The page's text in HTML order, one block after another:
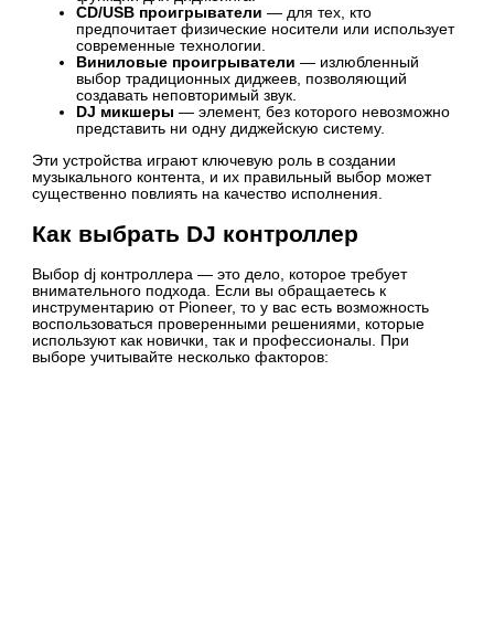
CD/USB проигрыватели — для тех, кто
предпочитает физические носители или использует
современные технологии.
Виниловые проигрыватели — излюбленный
выбор традиционных диджеев, позволяющий
создавать неповторимый звук.
DJ микшеры — элемент, без которого невозможно
представить ни одну диджейскую систему.
Эти устройства играют ключевую роль в создании
музыкального контента, и их правильный выбор может
существенно повлиять на качество исполнения.
Как выбрать DJ контроллер
Выбор dj контроллера — это дело, которое требует
внимательного подхода. Если вы обращаетесь к
инструментарию от Pioneer, то у вас есть возможность
воспользоваться проверенными решениями, которые
используют как новички, так и профессионалы. При
выборе учитывайте несколько факторов: